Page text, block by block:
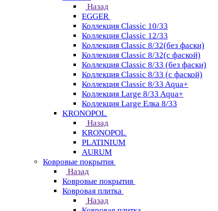
Назад
EGGER
Коллекция Classic 10/33
Коллекция Classic 12/33
Коллекция Classic 8/32(без фаски)
Коллекция Classic 8/32(с фаской)
Коллекция Classic 8/33 (без фаски)
Коллекция Classic 8/33 (с фаской)
Коллекция Classic 8/33 Aqua+
Коллекция Large 8/33 Aqua+
Коллекция Large Елка 8/33
KRONOPOL
Назад
KRONOPOL
PLATINIUM
AURUM
Ковровые покрытия
Назад
Ковровые покрытия
Ковровая плитка
Назад